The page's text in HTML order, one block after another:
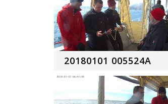
20180101 005524A